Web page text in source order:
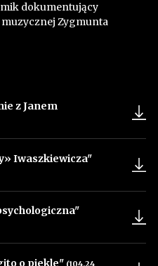
dokumentujący
Zygmunta
z Janem
Iwaszkiewicza"
o piekle" (104.24